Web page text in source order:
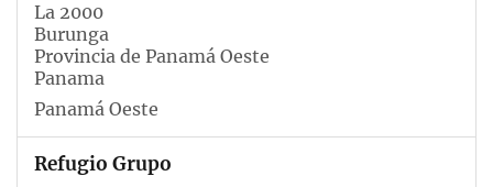
La 2000
Burunga
Provincia de Panamá Oeste
Panama
Panamá Oeste
Refugio Grupo